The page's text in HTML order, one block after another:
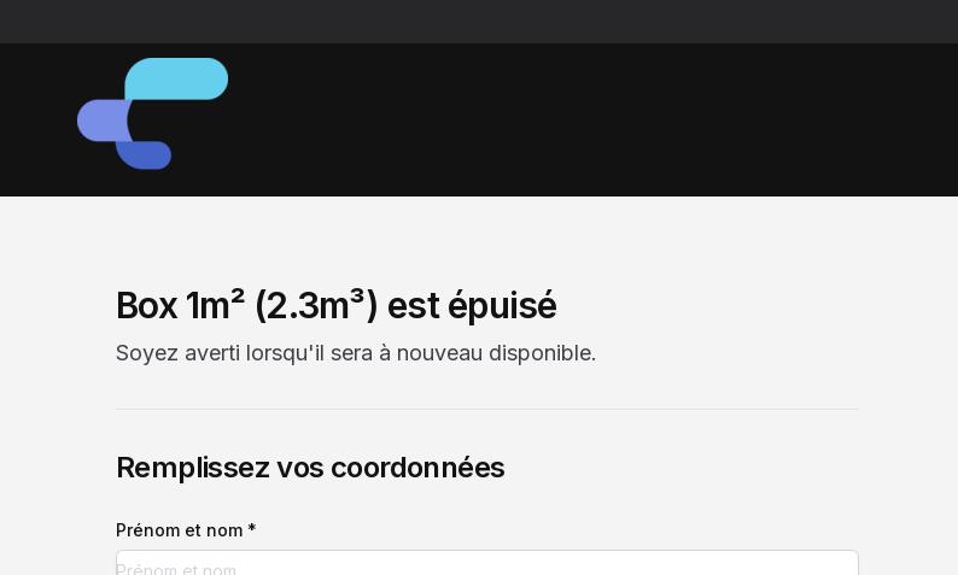
Box 1m² (2.3m³) est épuisé
Soyez averti lorsqu'il sera à nouveau disponible.
Remplissez vos coordonnées
Prénom et nom *